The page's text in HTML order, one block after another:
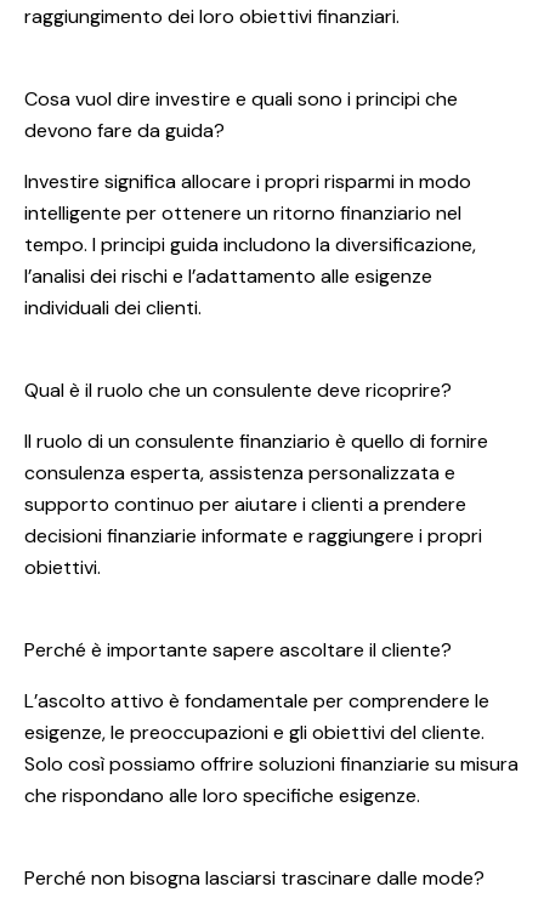
raggiungimento dei loro obiettivi finanziari.
Cosa vuol dire investire e quali sono i principi che
devono fare da guida?
Investire significa allocare i propri risparmi in modo
intelligente per ottenere un ritorno finanziario nel
tempo. I principi guida includono la diversificazione,
l’analisi dei rischi e l’adattamento alle esigenze
individuali dei clienti.
Qual è il ruolo che un consulente deve ricoprire?
Il ruolo di un consulente finanziario è quello di fornire
consulenza esperta, assistenza personalizzata e
supporto continuo per aiutare i clienti a prendere
decisioni finanziarie informate e raggiungere i propri
obiettivi.
Perché è importante sapere ascoltare il cliente?
L’ascolto attivo è fondamentale per comprendere le
esigenze, le preoccupazioni e gli obiettivi del cliente.
Solo così possiamo offrire soluzioni finanziarie su misura
che rispondano alle loro specifiche esigenze.
Perché non bisogna lasciarsi trascinare dalle mode?